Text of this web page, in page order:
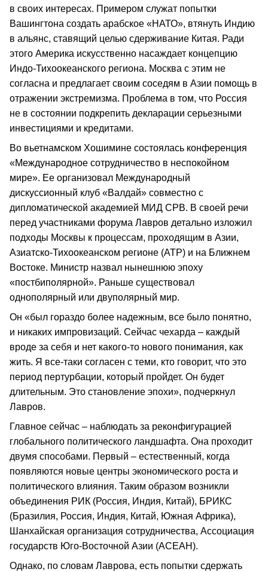
в своих интересах. Примером служат попытки
Вашингтона создать арабское «НАТО», втянуть Индию
в альянс, ставящий целью сдерживание Китая. Ради
этого Америка искусственно насаждает концепцию
Индо-Тихоокеанского региона. Москва с этим не
согласна и предлагает своим соседям в Азии помощь в
отражении экстремизма. Проблема в том, что Россия
не в состоянии подкрепить декларации серьезными
инвестициями и кредитами.
Во вьетнамском Хошимине состоялась конференция
«Международное сотрудничество в неспокойном
мире». Ее организовал Международный
дискуссионный клуб «Валдай» совместно с
дипломатической академией МИД СРВ. В своей речи
перед участниками форума Лавров детально изложил
подходы Москвы к процессам, проходящим в Азии,
Азиатско-Тихоокеанском регионе (АТР) и на Ближнем
Востоке. Министр назвал нынешнюю эпоху
«постбиполярной». Раньше существовал
однополярный или двуполярный мир.
Он «был гораздо более надежным, все было понятно,
и никаких импровизаций. Сейчас чехарда – каждый
вроде за себя и нет какого-то нового понимания, как
жить. Я все-таки согласен с теми, кто говорит, что это
период пертурбации, который пройдет. Он будет
длительным. Это становление эпохи», подчеркнул
Лавров.
Главное сейчас – наблюдать за реконфигурацией
глобального политического ландшафта. Она проходит
двумя способами. Первый – естественный, когда
появляются новые центры экономического роста и
политического влияния. Таким образом возникли
объединения РИК (Россия, Индия, Китай), БРИКС
(Бразилия, Россия, Индия, Китай, Южная Африка),
Шанхайская организация сотрудничества, Ассоциация
государств Юго-Восточной Азии (АСЕАН).
Однако, по словам Лаврова, есть попытки сдержать